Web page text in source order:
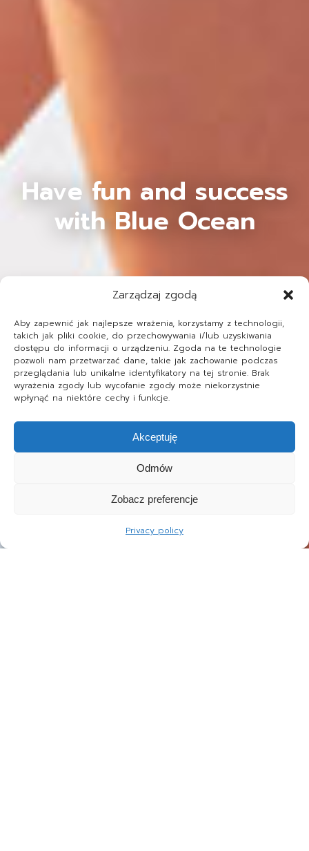
Zarządzaj zgodą
Aby zapewnić jak najlepsze wrażenia, korzystamy z technologii,
takich jak pliki cookie, do przechowywania i/lub uzyskiwania
dostępu do informacji o urządzeniu. Zgoda na te technologie
pozwoli nam przetwarzać dane, takie jak zachowanie podczas
przeglądania lub unikalne identyfikatory na tej stronie. Brak
wyrażenia zgody lub wycofanie zgody może niekorzystnie
wpłynąć na niektóre cechy i funkcje.
Akceptuję
Odmów
Zobacz preferencje
Privacy policy
Have fun and success
with Blue Ocean